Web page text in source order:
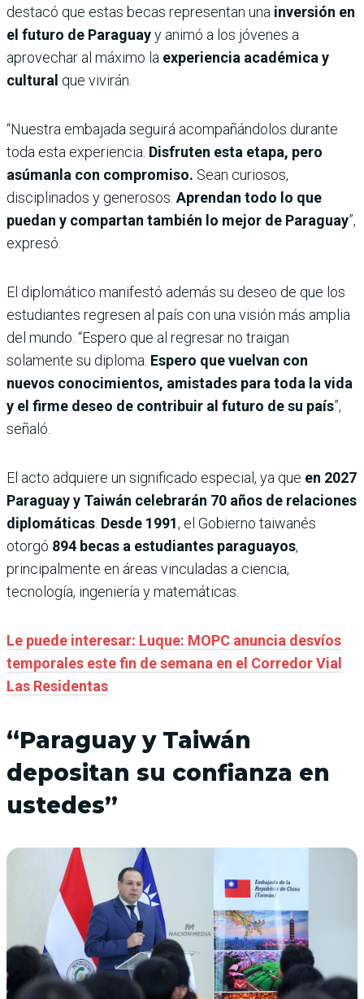
destacó que estas becas representan una inversión en
el futuro de Paraguayy animó a los jóvenes a
aprovechar al máximo la experiencia académica y
cultural que vivirán.
“Nuestra embajada seguirá acompañándolos durante
toda esta experiencia. Disfruten esta etapa, pero
asúmanla con compromiso. Sean curiosos,
disciplinados y generosos. Aprendan todo lo que
puedan y compartan también lo mejor de Paraguay”,
expresó.
El diplomático manifestó además su deseo de que los
estudiantes regresen al país con una visión más amplia
del mundo. “Espero que al regresar no traigan
solamente su diploma. Espero que vuelvan con
nuevos conocimientos, amistades para toda la vida
y el firme deseo de contribuir al futuro de su país”,
señaló.
El acto adquiere un significado especial, ya que en 2027
Paraguay y Taiwán celebrarán 70 años de relaciones
diplomáticas Desde 1991, el Gobierno taiwanés
otorgó 894 becas a estudiantes paraguayos,
principalmente en áreas vinculadas a ciencia,
tecnología, ingeniería y matemáticas.
Le puede interesar: Luque: MOPC anuncia desvíos
temporales este fin de semana en el Corredor Vial
Las Residentas
“Paraguay y Taiwán
depositan su confianza en
ustedes”